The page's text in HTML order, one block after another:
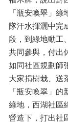
「瓶安喚翠」
隊汗水揮灑中完
段，到綠地動工
共同參與，付出
如同社區規劃師
大家捐樹栽、送
「瓶安喚翠」的
綠地，西湖社區
營造下，打出社